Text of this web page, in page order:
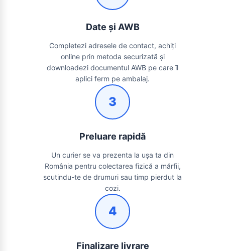
Date și AWB
Completezi adresele de contact, achiți
online prin metoda securizată și
downloadezi documentul AWB pe care îl
aplici ferm pe ambalaj.
3
Preluare rapidă
Un curier se va prezenta la ușa ta din
România pentru colectarea fizică a mărfii,
scutindu-te de drumuri sau timp pierdut la
cozi.
4
Finalizare livrare